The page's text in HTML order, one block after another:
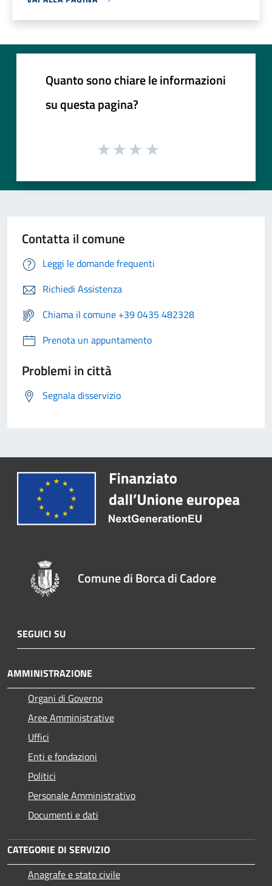
Quanto sono chiare le informazioni
su questa pagina?
Contatta il comune
Leggi le domande frequenti
Richiedi Assistenza
Chiama il comune +39 0435 482328
Prenota un appuntamento
Problemi in città
Segnala disservizio
Comune di Borca di Cadore
SEGUICI SU
AMMINISTRAZIONE
Organi di Governo
Aree Amministrative
Uffici
Enti e fondazioni
Politici
Personale Amministrativo
Documenti e dati
CATEGORIE DI SERVIZIO
Anagrafe e stato civile